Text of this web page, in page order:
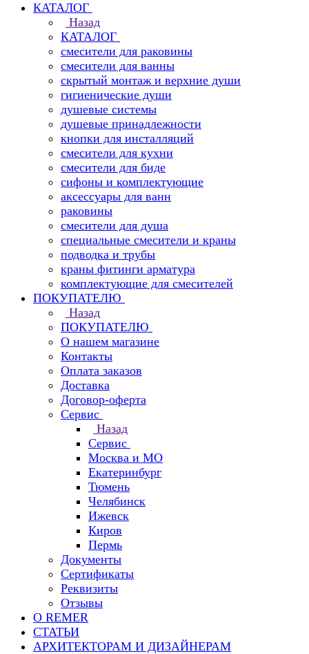
КАТАЛОГ
Назад
КАТАЛОГ
смесители для раковины
смесители для ванны
скрытый монтаж и верхние души
гигиенические души
душевые системы
душевые принадлежности
кнопки для инсталляций
смесители для кухни
смесители для биде
сифоны и комплектующие
аксессуары для ванн
раковины
смесители для душа
специальные смесители и краны
подводка и трубы
краны фитинги арматура
комплектующие для смесителей
ПОКУПАТЕЛЮ
Назад
ПОКУПАТЕЛЮ
О нашем магазине
Контакты
Оплата заказов
Доставка
Договор-оферта
Сервис
Назад
Сервис
Москва и МО
Екатеринбург
Тюмень
Челябинск
Ижевск
Киров
Пермь
Документы
Сертификаты
Реквизиты
Отзывы
О REMER
СТАТЬИ
АРХИТЕКТОРАМ И ДИЗАЙНЕРАМ